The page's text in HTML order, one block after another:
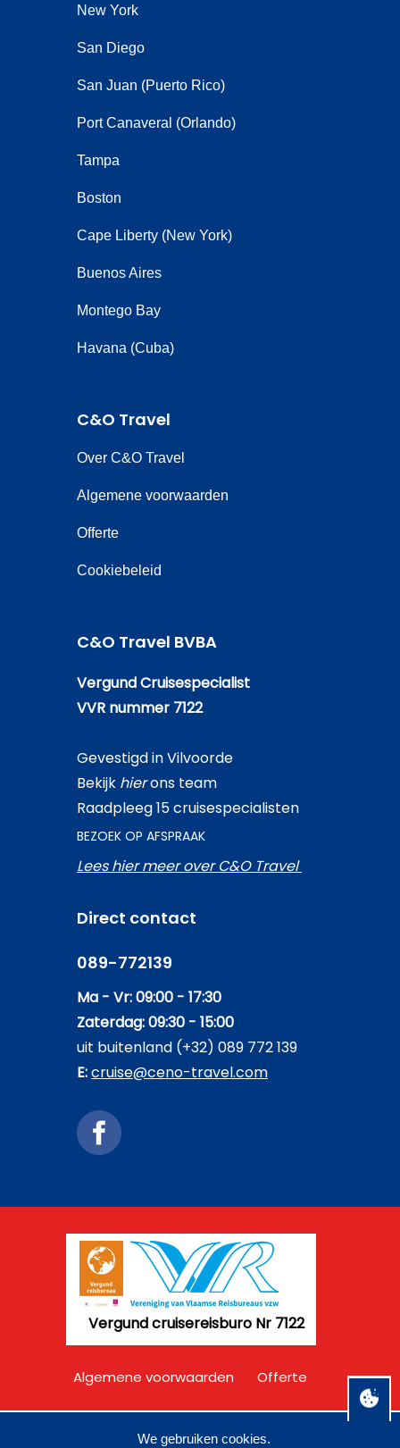
New York
San Diego
San Juan (Puerto Rico)
Port Canaveral (Orlando)
Tampa
Boston
Cape Liberty (New York)
Buenos Aires
Montego Bay
Havana (Cuba)
C&O Travel
Over C&O Travel
Algemene voorwaarden
Offerte
Cookiebeleid
C&O Travel BVBA
Vergund Cruisespecialist
VVR nummer 7122
Gevestigd in Vilvoorde
Bekijk hierons team
Raadpleeg 15 cruisespecialisten
BEZOEK OP AFSPRAAK
Lees hier meer over C&O Travel
Direct contact
089-772139
Ma - Vr: 09:00 - 17:30
Zaterdag: 09:30 - 15:00
uit buitenland (+32) 089 772 139
E:cruise@ceno-travel.com
Vergund cruisereisburo Nr 7122
Algemene voorwaarden Offerte
Disclaimer Privacy
We gebruiken cookies.